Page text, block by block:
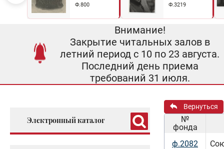
Ф.800 Ф.3219
Внимание!
Закрытие читальных залов в
летний период с 10 по 23 августа.
Последний день приема
требований 31 июля.
Электронный каталог
Вернуться
№
фонда
ф.2082